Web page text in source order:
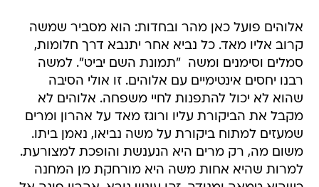
אלוהים פועל כאן מהר ובחדות: הוא מסביר שמשה
קרוב אליו מאד. כל נביא אחר יתנבא דרך חלומות,
סמלים וסימנים ומשה  "תמונת השם יביט". למשה
רבנו יחסים אינטימיים עם אלוהים. זו אולי הסיבה
שהוא לא יכול להתפנות לחיי משפחה. אלוהים לא
מקבל את הביקורת עליו ורוגז מאד על אהרון ומרים
שמעזים למתוח ביקורת על משה נביאו, נאמן ביתו.
משום מה, רק מרים היא הנענשת והופכת למצורעת.
למרות שהיא אחות משה היא מורחקת מן המחנה